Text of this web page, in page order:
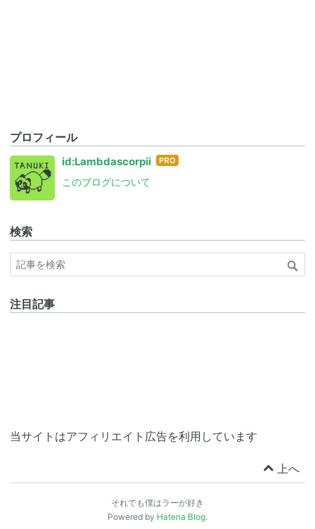
プロフィール
id:Lambdascorpii はて
このブログについて
検索
注目記事
当サイトはアフィリエイト広告を利用しています
上へ
それでも僕はラーが好き
Powered by Hatena Blog.